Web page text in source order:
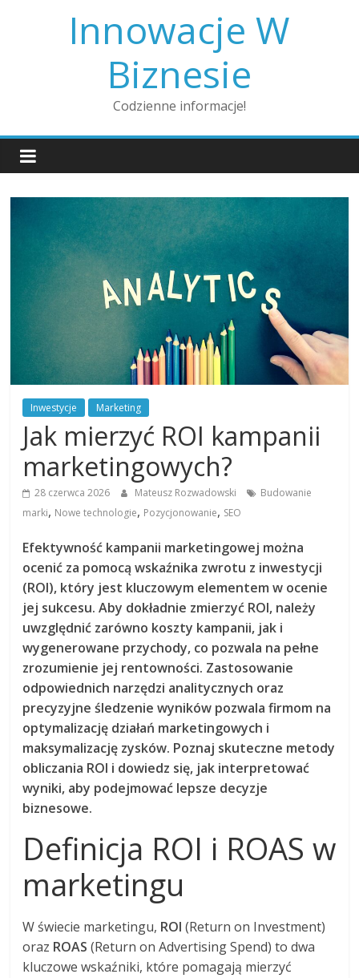
Innowacje W
Biznesie
Codzienne informacje!
Inwestycje Marketing
Jak mierzyć ROI kampanii
marketingowych?
28 czerwca 2026 Mateusz Rozwadowski
Budowanie
marki, Nowe technologie, Pozycjonowanie, SEO
Efektywność kampanii marketingowej można
ocenić za pomocą wskaźnika zwrotu z inwestycji
(ROI), który jest kluczowym elementem w ocenie
jej sukcesu. Aby dokładnie zmierzyć ROI, należy
uwzględnić zarówno koszty kampanii, jak i
wygenerowane przychody, co pozwala na pełne
zrozumienie jej rentowności. Zastosowanie
odpowiednich narzędzi analitycznych oraz
precyzyjne śledzenie wyników pozwala firmom na
optymalizację działań marketingowych i
maksymalizację zysków. Poznaj skuteczne metody
obliczania ROI i dowiedz się, jak interpretować
wyniki, aby podejmować lepsze decyzje
biznesowe.
Definicja ROI i ROAS w
marketingu
W świecie marketingu, ROI (Return on Investment)
oraz ROAS (Return on Advertising Spend) to dwa
kluczowe wskaźniki, które pomagają mierzyć